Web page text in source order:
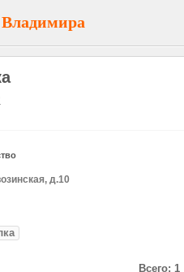
д.10
Всего: 1